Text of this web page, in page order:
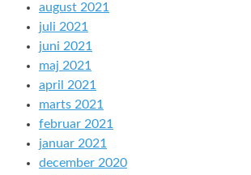
august 2021
juli 2021
juni 2021
maj 2021
april 2021
marts 2021
februar 2021
januar 2021
december 2020